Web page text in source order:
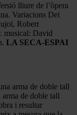
lliure de l’òpera
Variacions Dei
Robert
musical: David
LA SECA-ESPAI
arma de doble tall
arma de doble tall
i resultar